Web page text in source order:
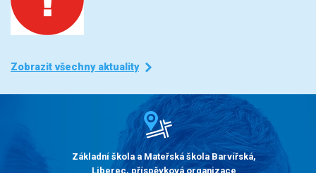
Zobrazit všechny aktuality
Základní škola a Mateřská škola Barvířská,
Liberec, příspěvková organizace